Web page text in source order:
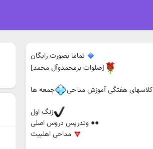
تماما بصورت رایگان
[صلوات برمحمدوآل محمد]
کلاسهای هفتگی آموزش مداحی
جمعه ها
زنگ اول
●● وتدریس دروس اصلی
مداحی اهلبیت